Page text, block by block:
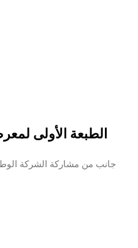
الطبعة الأولى
جانب من مشاركة الشركة